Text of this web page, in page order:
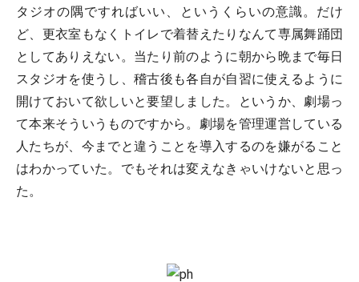
タジオの隅ですればいい、というくらいの意識。だけ
ど、更衣室もなくトイレで着替えたりなんて専属舞踊団
としてありえない。当たり前のように朝から晩まで毎日
スタジオを使うし、稽古後も各自が自習に使えるように
開けておいて欲しいと要望しました。というか、劇場っ
て本来そういうものですから。劇場を管理運営している
人たちが、今までと違うことを導入するのを嫌がること
はわかっていた。でもそれは変えなきゃいけないと思っ
た。